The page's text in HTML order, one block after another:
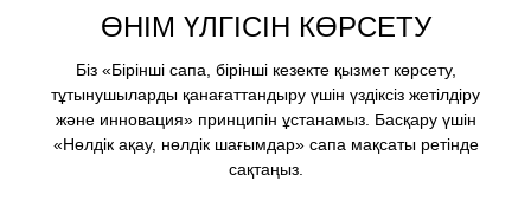
ӨНІМ ҮЛГІСІН КӨРСЕТУ
Біз «Бірінші сапа, бірінші кезекте қызмет көрсету,
тұтынушыларды қанағаттандыру үшін үздіксіз жетілдіру
және инновация» принципін ұстанамыз. Басқару үшін
«Нөлдік ақау, нөлдік шағымдар» сапа мақсаты ретінде
сақтаңыз.